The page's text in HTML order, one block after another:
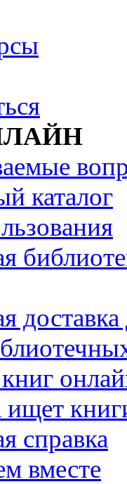
каталог
ищет
справка
вместе